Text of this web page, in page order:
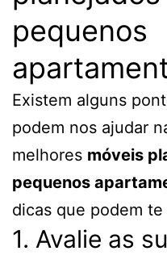
pequenos
Existem alguns
podem nos ajudar
melhores móveis
pequenos
dicas que podem te
1. Avalie as